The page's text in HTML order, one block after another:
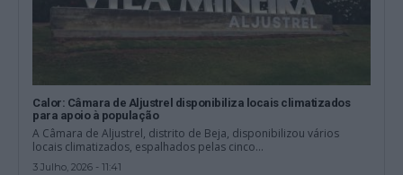
Calor: Câmara de Aljustrel disponibiliza locais climatizados
para apoio à população
A Câmara de Aljustrel, distrito de Beja, disponibilizou vários
locais climatizados, espalhados pelas cinco...
3 Julho, 2026 - 11:41